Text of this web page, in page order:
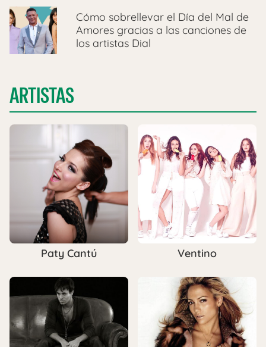
Cómo sobrellevar el Día del Mal de
Amores gracias a las canciones de
los artistas Dial
ARTISTAS
Paty Cantú Ventino